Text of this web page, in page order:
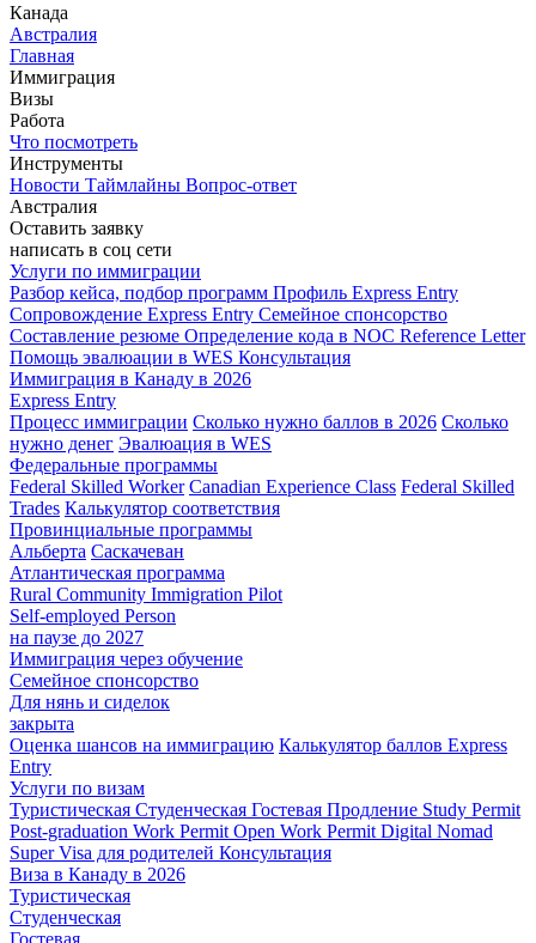
Канада
Австралия
Главная
Иммиграция
Визы
Работа
Что посмотреть
Инструменты
Новости Таймлайны Вопрос-ответ
Австралия
Оставить заявку
написать в соц сети
Услуги по иммиграции
Разбор кейса, подбор программ Профиль Express Entry
Сопровождение Express Entry Семейное спонсорство
Составление резюме Определение кода в NOC Reference Letter
Помощь эвалюации в WES Консультация
Иммиграция в Канаду в 2026
Express Entry
Процесс иммиграции Сколько нужно баллов в 2026 Сколько
нужно денег Эвалюация в WES
Федеральные программы
Federal Skilled Worker Canadian Experience Class Federal Skilled
Trades Калькулятор соответствия
Провинциальные программы
Альберта Саскачеван
Атлантическая программа
Rural Community Immigration Pilot
Self-employed Person
на паузе до 2027
Иммиграция через обучение
Семейное спонсорство
Для нянь и сиделок
закрыта
Оценка шансов на иммиграцию Калькулятор баллов Express
Entry
Услуги по визам
Туристическая Студенческая Гостевая Продление Study Permit
Post-graduation Work Permit Open Work Permit Digital Nomad
Super Visa для родителей Консультация
Виза в Канаду в 2026
Туристическая
Студенческая
Гостевая